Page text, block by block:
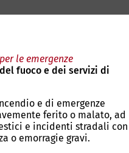
le emergenze
fuoco e dei servizi di
e di emergenze
ferito o malato, ad
e incidenti stradali con
o emorragie gravi.